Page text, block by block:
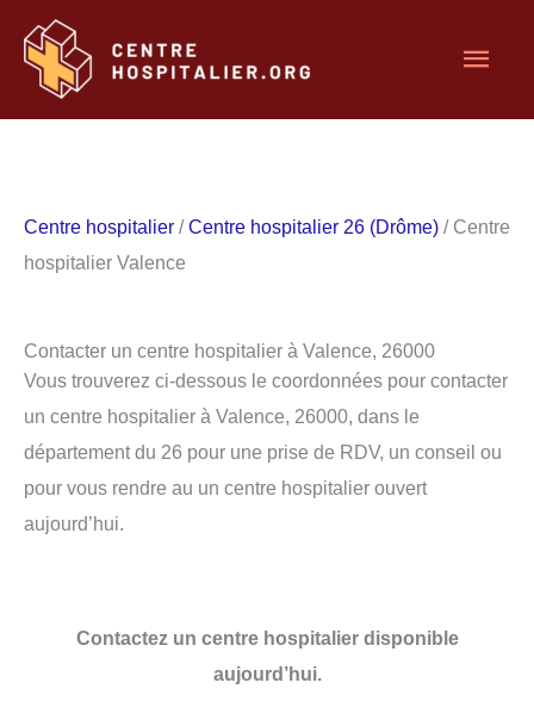
contenu
Centre hospitalier /Centre hospitalier 26 (Drôme) / Centre
hospitalier Valence
Contacter un centre hospitalier à Valence, 26000
Vous trouverez ci-dessous le coordonnées pour contacter
un centre hospitalier à Valence, 26000, dans le
département du 26 pour une prise de RDV, un conseil ou
pour vous rendre au un centre hospitalier ouvert
aujourd’hui.
Contactez un centre hospitalier disponible
aujourd’hui.